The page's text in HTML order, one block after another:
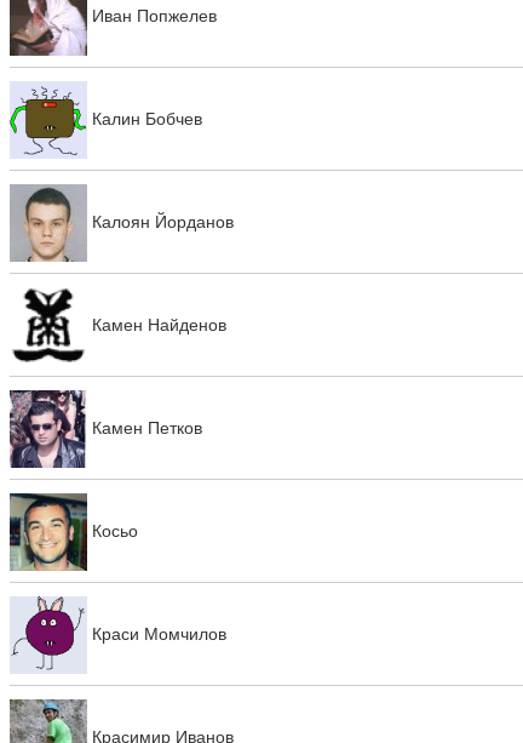
Иван Попжелев
Калин Бобчев
Калоян Йорданов
Камен Найденов
Камен Петков
Косьо
Краси Момчилов
Красимир Иванов